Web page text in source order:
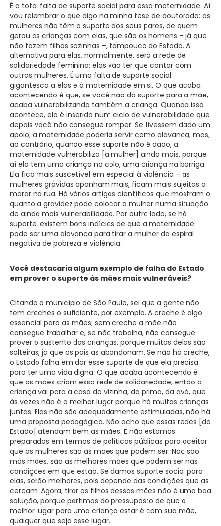
É a total falta de suporte social para essa maternidade. Aí
vou relembrar o que digo na minha tese de doutorado: as
mulheres não têm o suporte dos seus pares, de quem
gerou as crianças com elas, que são os homens – já que
não fazem filhos sozinhas –, tampouco do Estado. A
alternativa para elas, normalmente, será a rede de
solidariedade feminina; elas vão ter que contar com
outras mulheres. É uma falta de suporte social
gigantesca a elas e à maternidade em si. O que acaba
acontecendo é que, se você não dá suporte para a mãe,
acaba vulnerabilizando também a criança. Quando isso
acontece, ela é inserida num ciclo de vulnerabilidade que
depois você não consegue romper. Se tivessem dado um
apoio, a maternidade poderia servir como alavanca, mas,
ao contrário, quando esse suporte não é dado, a
maternidade vulnerabiliza [a mulher] ainda mais, porque
aí ela tem uma criança no colo, uma criança na barriga.
Ela fica mais suscetível em especial à violência – as
mulheres grávidas apanham mais, ficam mais sujeitas a
morar na rua. Há vários artigos científicos que mostram o
quanto a gravidez pode colocar a mulher numa situação
de ainda mais vulnerabilidade. Por outro lado, se há
suporte, existem bons indícios de que a maternidade
pode ser uma alavanca para tirar a mulher da espiral
negativa de pobreza e violência.
Você destacaria algum exemplo de falha do Estado
em prover o suporte às mães mais vulneráveis?
Citando o município de São Paulo, sei que a gente não
tem creches o suficiente, por exemplo. A creche é algo
essencial para as mães; sem creche a mãe não
consegue trabalhar e, se não trabalha, não consegue
prover o sustento das crianças, porque muitas delas são
solteiras, já que os pais as abandonam. Se não há creche,
o Estado falha em dar esse suporte de que ela precisa
para ter uma vida digna. O que acaba acontecendo é
que as mães criam essa rede de solidariedade, então a
criança vai para a casa da vizinha, da prima, da avó, que
às vezes não é o melhor lugar porque há muitas crianças
juntas. Elas não são adequadamente estimuladas, não há
uma proposta pedagógica. Não acho que essas redes [do
Estado] atendam bem as mães. E não estamos
preparados em termos de políticas públicas para aceitar
que as mulheres são as mães que podem ser. Não são
más mães, são as melhores mães que podem ser nas
condições em que estão. Se damos suporte social para
elas, serão melhores, pois depende das condições que as
cercam. Agora, tirar os filhos dessas mães não é uma boa
solução, porque partimos do pressuposto de que o
melhor lugar para uma criança estar é com sua mãe,
qualquer que seja esse lugar.